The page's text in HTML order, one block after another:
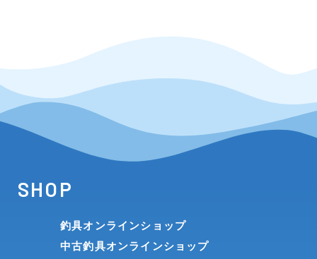
SHOP
釣具オンラインショップ
中古釣具オンラインショップ